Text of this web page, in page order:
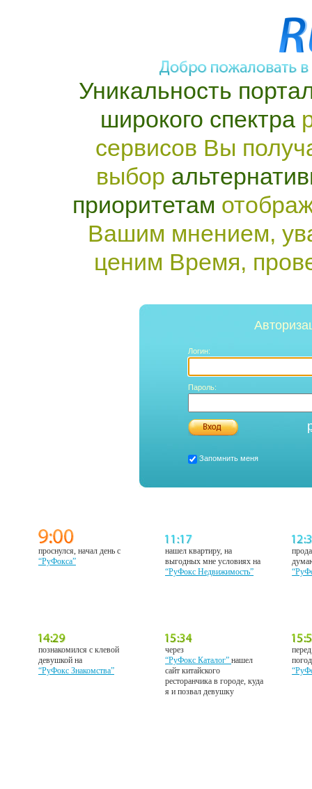
Уникальность
широкого спектра
сервисов Вы
выбор
приоритетам
Вашим мнением,
ценим Время,
Логин:
Пароль:
Запомнить меня
проснулся, начал день с
“РуФокса”
нашел квартиру, на
выгодных мне условиях на
“РуФокс Недвижимость”
познакомился с клевой
девушкой на
“РуФокс Знакомства”
через
“РуФокс Каталог”нашел
сайт китайского
ресторанчика в городе, куда
я и позвал девушку